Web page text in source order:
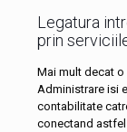
Legatura
prin
Mai mult decat o
Administrare isi
contabilitate
conectand